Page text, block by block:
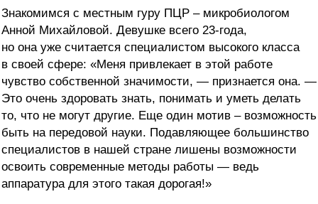
Знакомимся с местным гуру ПЦР – микробиологом
Анной Михайловой. Девушке всего 23-года,
но она уже считается специалистом высокого класса
в своей сфере: «Меня привлекает в этой работе
чувство собственной значимости, — признается она. —
Это очень здоровать знать, понимать и уметь делать
то, что не могут другие. Еще один мотив – возможность
быть на передовой науки. Подавляющее большинство
специалистов в нашей стране лишены возможности
освоить современные методы работы — ведь
аппаратура для этого такая дорогая!»